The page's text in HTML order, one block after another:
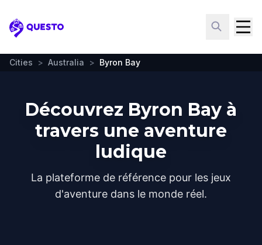
Questo
Cities > Australia > Byron Bay
Découvrez Byron Bay à
travers une aventure
ludique
La plateforme de référence pour les jeux
d'aventure dans le monde réel.